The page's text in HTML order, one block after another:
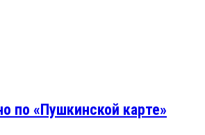
по «Пушкинской карте»